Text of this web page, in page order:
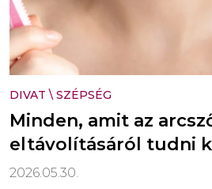
DIVAT \ SZÉPSÉG
Minden, amit az
eltávolításáról tudni
2026.05.30.